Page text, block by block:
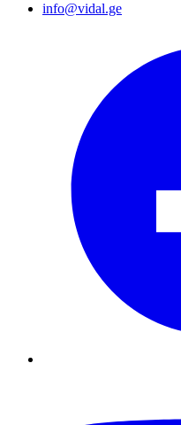
info@vidal.ge